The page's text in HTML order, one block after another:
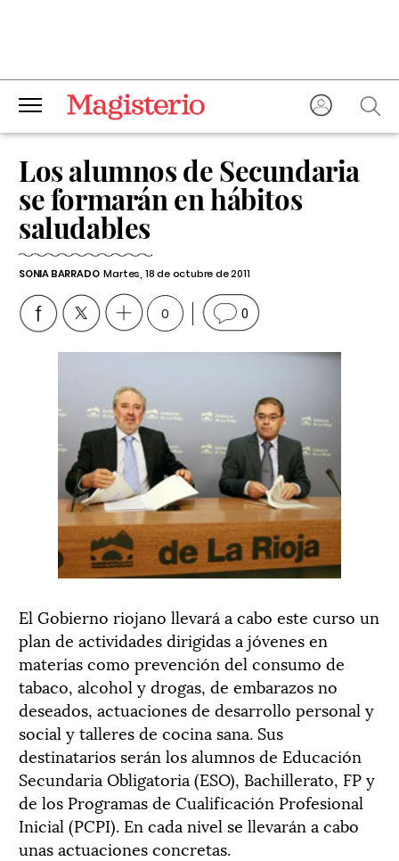
Los alumnos de Secundaria
se formarán en hábitos
saludables
SONIA BARRADO Martes, 18 de octubre de 2011
0 0
El Gobierno riojano llevará a cabo este curso un
plan de actividades dirigidas a jóvenes en
materias como prevención del consumo de
tabaco, alcohol y drogas, de embarazos no
deseados, actuaciones de desarrollo personal y
social y talleres de cocina sana. Sus
destinatarios serán los alumnos de Educación
Secundaria Obligatoria (ESO), Bachillerato, FP y
de los Programas de Cualificación Profesional
Inicial (PCPI). En cada nivel se llevarán a cabo
unas actuaciones concretas.